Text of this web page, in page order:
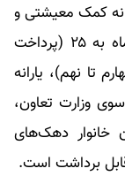
کمک معیشتی و
تغییرات در زمان پرداخت یارانه از ۲۰ هر ماه به ۲۵ (پرداخت
ماه (دهک چهارم تا نهم)، یارانه
سوی وزارت تعاون،
خانوار دهک‌های